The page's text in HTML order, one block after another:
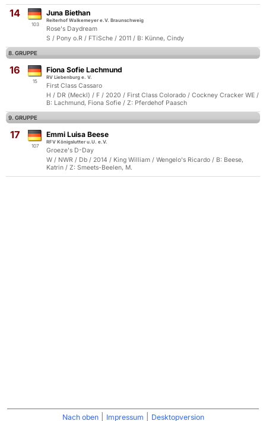
14
103
Juna Biethan
Reiterhof Walkemeyer e.V. Braunschweig
Rose's Daydream
S / Pony o.R / FTiSche / 2011 / B: Künne, Cindy
8. GRUPPE
16
15
Fiona Sofie Lachmund
RV Liebenburg e. V.
First Class Cassaro
H / DR (Meckl) / F / 2020 / First Class Colorado / Cockney Cracker WE /
B: Lachmund, Fiona Sofie / Z: Pferdehof Paasch
9. GRUPPE
17
107
Emmi Luisa Beese
RFV Königslutter u.U. e.V.
Groeze's D-Day
W / NWR / Db / 2014 / King William / Wengelo's Ricardo / B: Beese,
Katrin / Z: Smeets-Beelen, M.
Nach oben Impressum Desktopversion